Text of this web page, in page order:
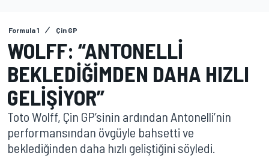
Formula 1 Çin GP
WOLFF: “ANTONELLI
BEKLEDIĞIMDEN DAHA HIZLI
GELIŞIYOR”
Toto Wolff, Çin GP’sinin ardından Antonelli’nin
performansından övgüyle bahsetti ve
beklediğinden daha hızlı geliştiğini söyledi.